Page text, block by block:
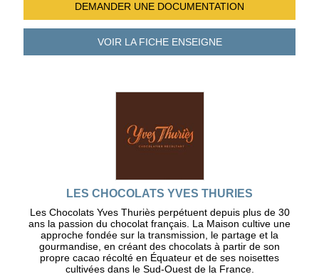
DEMANDER UNE DOCUMENTATION
VOIR LA FICHEENSEIGNE
LES CHOCOLATS YVES THURIES
Les Chocolats Yves Thuriès perpétuent depuis plus de 30
ans la passion du chocolat français. La Maison cultive une
approche fondée sur la transmission, le partage et la
gourmandise, en créant des chocolats à partir de son
propre cacao récolté en Équateur et de ses noisettes
cultivées dans le Sud-Ouest de la France.